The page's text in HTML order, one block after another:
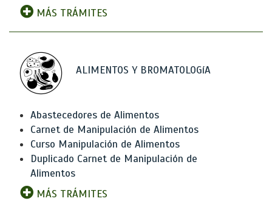
MÁS TRÁMITES
ALIMENTOS Y BROMATOLOGíA
Abastecedores de Alimentos
Carnet de Manipulación de Alimentos
Curso Manipulación de Alimentos
Duplicado Carnet de Manipulación de
Alimentos
MÁS TRÁMITES